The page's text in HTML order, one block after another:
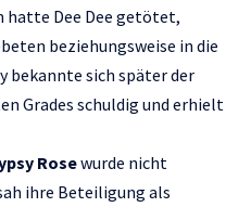
hatte Dee Dee getötet,
beziehungsweise in die
bekannte sich später der
Grades schuldig und erhielt
Rosewurde nicht
ihre Beteiligung als